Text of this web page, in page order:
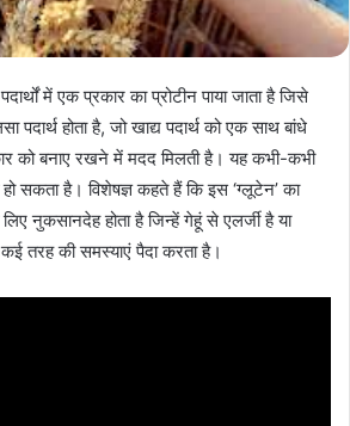
में एक प्रकार का प्रोटीन पाया जाता है जिसे
होता है, जो खाद्य पदार्थ को एक साथ बांधे
को बनाए रखने में मदद मिलती है। यह कभी-कभी
सकता है। विशेषज्ञ कहते हैं कि इस ‘ग्लूटेन’ का
नुकसानदेह होता है जिन्हें गेहूं से एलर्जी है या
तरह की समस्याएं पैदा करता है।